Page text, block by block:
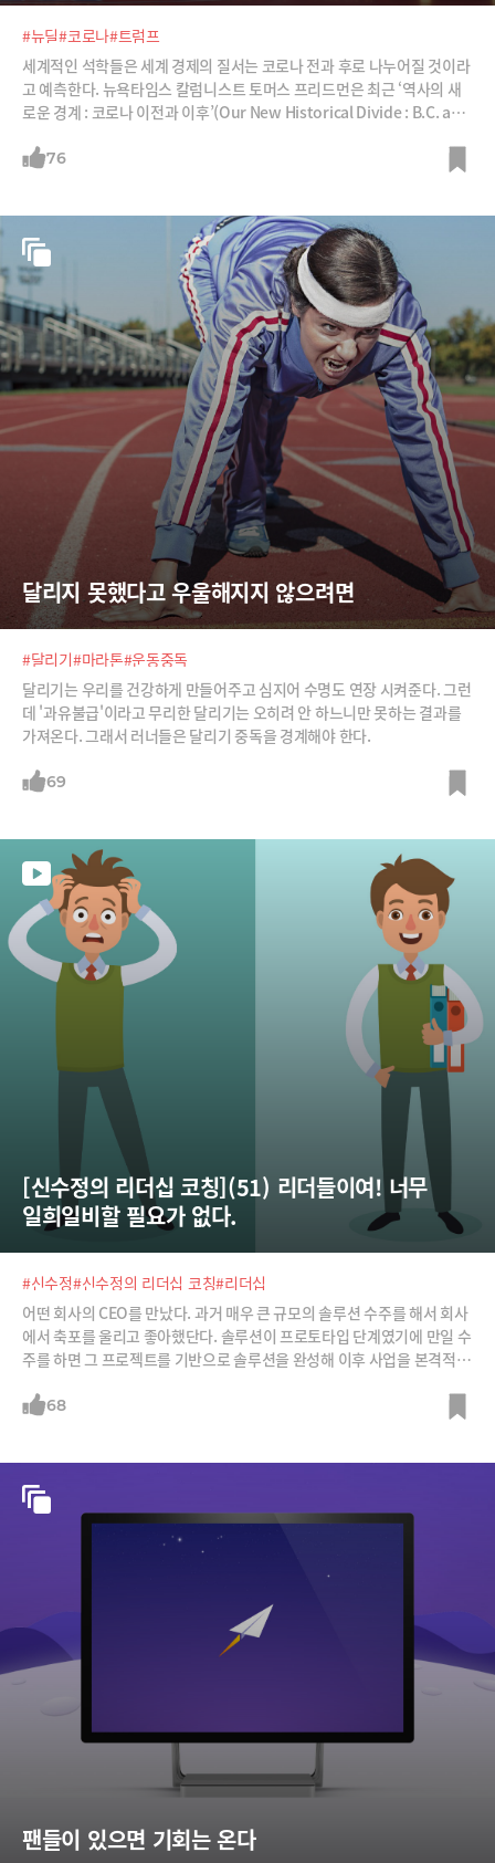
#뉴딜#코로나#트럼프
세계적인 석학들은 세계 경제의 질서는 코로나 전과 후로 나누어질 것이라
고 예측한다. 뉴욕타임스 칼럼니스트 토머스 프리드먼은 최근 ‘역사의 새
로운 경계 : 코로나 이전과 이후’(Our New Historical Divide : B.C. and
계는 지금까지 우리가 알았던 것과는 무척이나 다른 모습일 것”이라고 말
76
달리지 못했다고 우울해지지 않으려면
#달리기#마라톤#운동중독
달리기는 우리를 건강하게 만들어주고 심지어 수명도 연장 시켜준다. 그런
데 '과유불급'이라고 무리한 달리기는 오히려 안 하느니만 못하는 결과를
가져온다. 그래서 러너들은 달리기 중독을 경계해야 한다.
69
[신수정의 리더십 코칭](51) 리더들이여! 너무
일희일비할 필요가 없다.
#신수정#신수정의 리더십 코칭#리더십
어떤 회사의 CEO를 만났다. 과거 매우 큰 규모의 솔루션 수주를 해서 회사
에서 축포를 울리고 좋아했단다. 솔루션이 프로토타입 단계였기에 만일 수
주를 하면 그 프로젝트를 기반으로 솔루션을 완성해 이후 사업을 본격적으
데 수주를 했으니 기쁨과 희망에 전사원이 축배를 들었다. 그런데 이후 이
68
팬들이 있으면 기회는 온다